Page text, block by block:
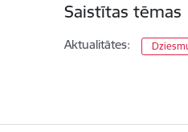
Saistītas tēmas
Aktualitātes: